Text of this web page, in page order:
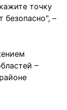
точку
безопасно", –
–